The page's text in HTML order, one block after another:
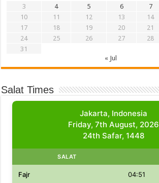
3
4 5 6 7
10
11 12 13 14
17
18 19 20 21
24
25 26 27 28
31
« Jul
Salat Times
Jakarta, Indonesia
Friday, 7th August, 2026
24th Safar, 1448
SALAT
Fajr 04:51